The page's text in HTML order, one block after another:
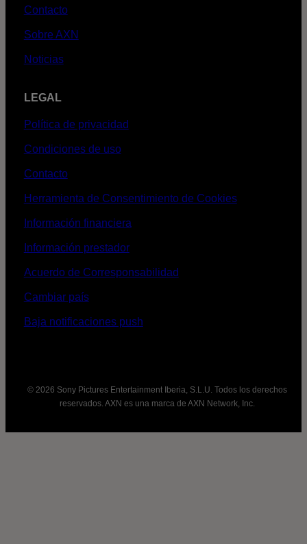
Contacto
Sobre AXN
Noticias
LEGAL
Política de privacidad
Condiciones de uso
Contacto
Herramienta de Consentimiento de Cookies
Información financiera
Información prestador
Acuerdo de Corresponsabilidad
Cambiar país
Baja notificaciones push
© 2026 Sony Pictures Entertainment Iberia, S.L.U. Todos los derechos
reservados. AXN es una marca de AXN Network, Inc.